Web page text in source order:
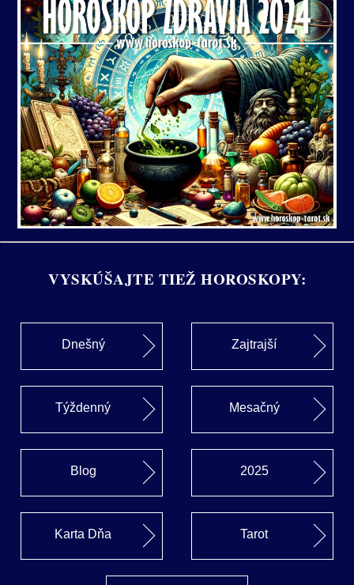
VYSKÚŠAJTE TIEŽ HOROSKOPY:
Dnešný Zajtrajší
Týždenný Mesačný
Blog 2025
Karta Dňa Tarot